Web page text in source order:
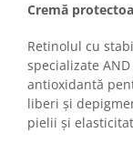
ZO SKIN HEALTH
ACNEE - ROZACEE
ANTI-AGING
CURATARE -
HIDRATARE
ILUMINARE
Cremă
Retinolul cu
specializate
antioxidantă
liberi şi
pielii şi